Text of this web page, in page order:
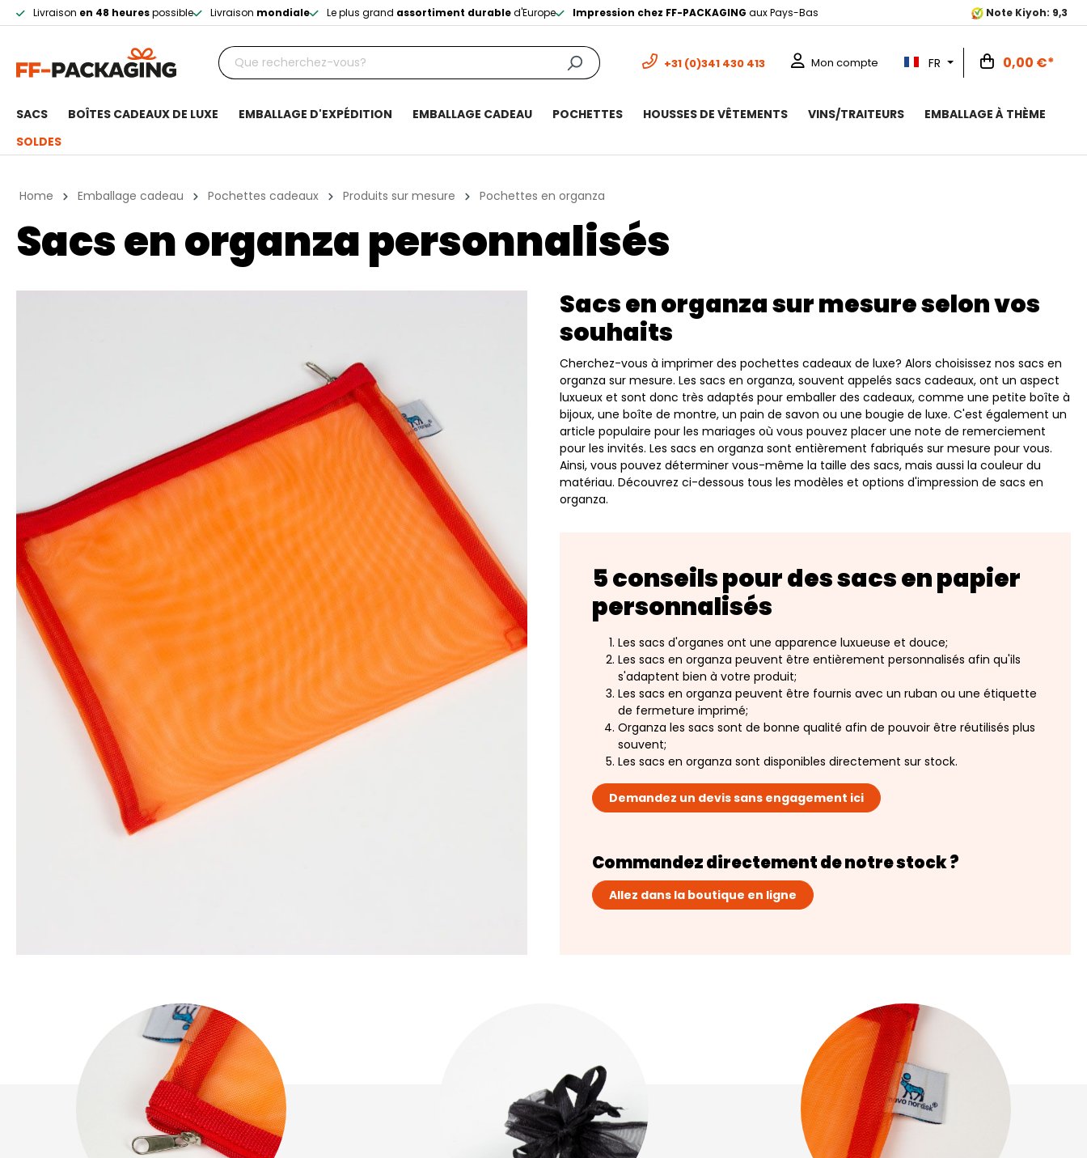
Livraison en 48 heurespossible Livraison mondiale Le plus grand assortiment durabled'Europe Impression chez FF-PACKAGING aux Pays-Bas Note Kiyoh: 9,3
+31 (0)341 430 413 Mon compte FR 0,00 €*
SACS BOÎTES CADEAUX DE LUXE EMBALLAGE D'EXPÉDITION EMBALLAGE CADEAU POCHETTES HOUSSES DE VÊTEMENTS VINS/TRAITEURS
EMBALLAGE À THÈME
SOLDES
Home Emballage cadeau Pochettes cadeaux Produits sur mesure Pochettes en organza
Sacs en organza personnalisés
Sacs en organza sur mesure selon vos
souhaits
Cherchez-vous à imprimer des pochettes cadeaux de luxe? Alors choisissez nos sacs en
organza sur mesure. Les sacs en organza, souvent appelés sacs cadeaux, ont un aspect
luxueux et sont donc très adaptés pour emballer des cadeaux, comme une petite boîte à
bijoux, une boîte de montre, un pain de savon ou une bougie de luxe. C'est également un
article populaire pour les mariages où vous pouvez placer une note de remerciement
pour les invités. Les sacs en organza sont entièrement fabriqués sur mesure pour vous.
Ainsi, vous pouvez déterminer vous-même la taille des sacs, mais aussi la couleur du
matériau. Découvrez ci-dessous tous les modèles et options d'impression de sacs en
organza.
5 conseils pour des sacs en papier
personnalisés
Les sacs d'organes ont une apparence luxueuse et douce;
Les sacs en organza peuvent être entièrement personnalisés afin qu'ils
s'adaptent bien à votre produit;
Les sacs en organza peuvent être fournis avec un ruban ou une étiquette
de fermeture imprimé;
Organza les sacs sont de bonne qualité afin de pouvoir être réutilisés plus
souvent;
Les sacs en organza sont disponibles directement sur stock.
Demandez un devis sans engagement ici
Commandez directement de notre stock ?
Allez dans la boutique en ligne